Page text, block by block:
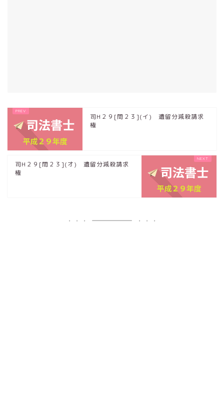
司H２９[問２３](イ) 遺留分減殺請求
権
司H２９[問２３](オ) 遺留分減殺請求
権